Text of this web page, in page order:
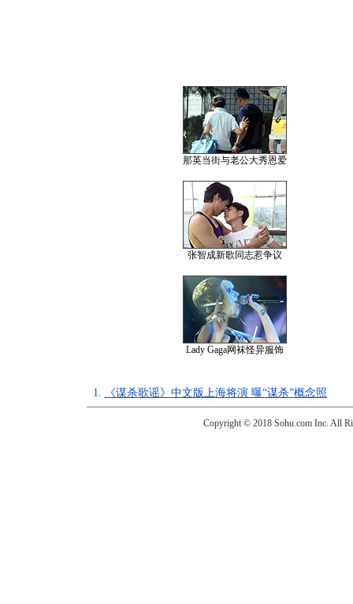
那英当街与老公大秀恩爱
张智成新歌同志惹争议
Lady Gaga网袜怪异服饰
1. 《谋杀歌谣》中文版上海将演 曝“谋杀”概念照
Copyright © 2018 Sohu.com Inc. All